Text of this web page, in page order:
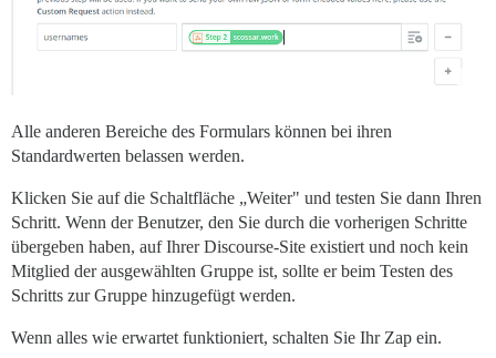
Alle anderen Bereiche des Formulars können bei ihren
Standardwerten belassen werden.
Klicken Sie auf die Schaltfläche „Weiter" und testen Sie dann Ihren
Schritt. Wenn der Benutzer, den Sie durch die vorherigen Schritte
übergeben haben, auf Ihrer Discourse-Site existiert und noch kein
Mitglied der ausgewählten Gruppe ist, sollte er beim Testen des
Schritts zur Gruppe hinzugefügt werden.
Wenn alles wie erwartet funktioniert, schalten Sie Ihr Zap ein.